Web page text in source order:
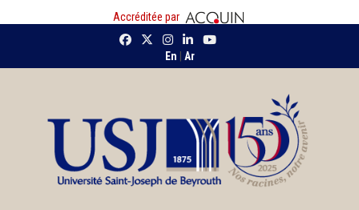
Accréditée par
En Ar